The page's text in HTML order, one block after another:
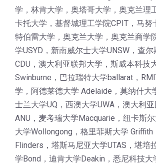
学，林肯大学，奥塔哥大学，奥克兰理
卡托大学，基督城理工学院CPIT，马努
特伯雷大学，奥克兰大学，奥克兰商学
学USYD，新南威尔士大学UNSW，查
CDU，澳大利亚联邦大学，斯威本科技
Swinburne，巴拉瑞特大学ballarat，
学，阿德莱德大学 Adelaide，莫纳什大
士兰大学UQ，西澳大学UWA，澳大利
ANU，麦考瑞大学Macquarie，纽卡斯
大学Wollongong，格里菲斯大学
Flinders，塔斯马尼亚大学UTAS，堪培
学Bond，迪肯大学Deakin，悉尼科技大